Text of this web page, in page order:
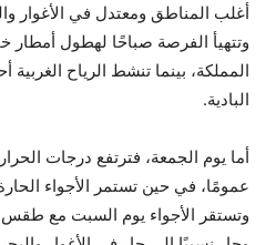
أغلب المناطق ومعتدل في الأغوار
وتتهيأ الفرصة صباحًا لهطول
المملكة، بينما تنشط الرياح الغربية
البادية.
أما يوم الجمعة، فترتفع درجات
عمومًا، في حين تستمر الأجواء
وتستقر الأجواء يوم السبت مع